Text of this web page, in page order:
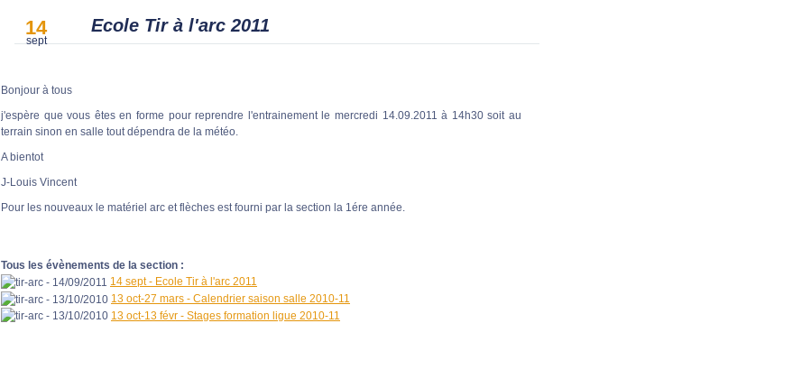
14
sept
Ecole Tir à l'arc 2011
Bonjour à tous
j'espère que vous êtes en forme pour reprendre l'entrainement le mercredi 14.09.2011 à 14h30 soit au
terrain sinon en salle tout dépendra de la météo.
A bientot
J-Louis Vincent
Pour les nouveaux le matériel arc et flèches est fourni par la section la 1ére année.
Tous les évènements de la section :
14 sept - Ecole Tir à l'arc 2011
13 oct-27 mars - Calendrier saison salle 2010-11
13 oct-13 févr - Stages formation ligue 2010-11